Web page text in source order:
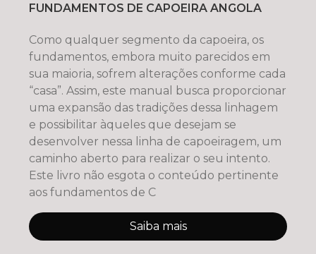
FUNDAMENTOS DE CAPOEIRA ANGOLA
Como qualquer segmento da capoeira, os
fundamentos, embora muito parecidos em
sua maioria, sofrem alterações conforme cada
“casa”. Assim, este manual busca proporcionar
uma expansão das tradições dessa linhagem
e possibilitar àqueles que desejam se
desenvolver nessa linha de capoeiragem, um
caminho aberto para realizar o seu intento.
Este livro não esgota o conteúdo pertinente
aos fundamentos de C
Saiba mais